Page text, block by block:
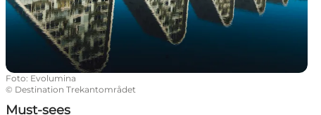
Foto: Evolumina
© Destination Trekantområdet
Must-sees